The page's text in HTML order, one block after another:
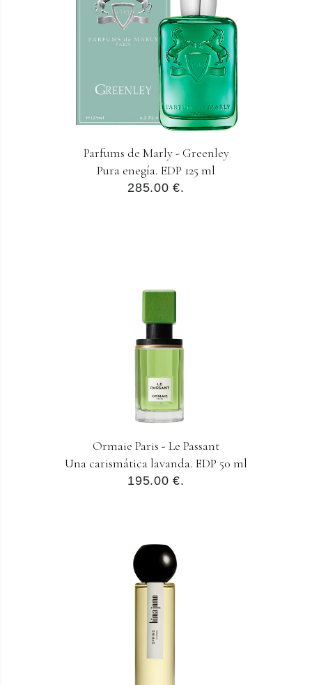
Parfums de Marly - Greenley
Pura enegía. EDP 125 ml
285.00 €.
Ormaie Paris - Le Passant
Una carismática lavanda. EDP 50 ml
195.00 €.